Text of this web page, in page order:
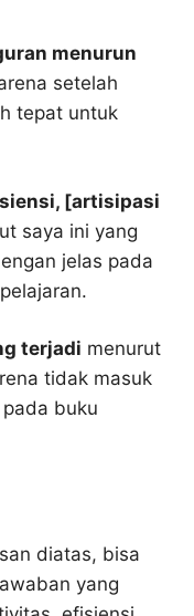
menurun
setelah
tepat untuk
[artisipasi
saya ini yang
jelas pada
terjadi menurut
tidak masuk
buku
diatas, bisa
yang